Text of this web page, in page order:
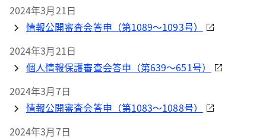
2024年3月21日
情報公開審査会答申（第1089～1093号）
2024年3月21日
個人情報保護審査会答申（第639～651号）
2024年3月7日
情報公開審査会答申（第1083～1088号）
2024年3月7日